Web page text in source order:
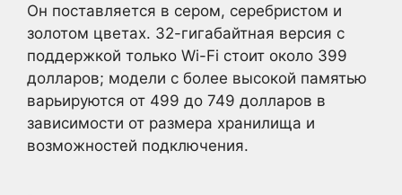
Он поставляется в сером, серебристом и
золотом цветах. 32-гигабайтная версия с
поддержкой только Wi-Fi стоит около 399
долларов; модели с более высокой памятью
варьируются от 499 до 749 долларов в
зависимости от размера хранилища и
возможностей подключения.